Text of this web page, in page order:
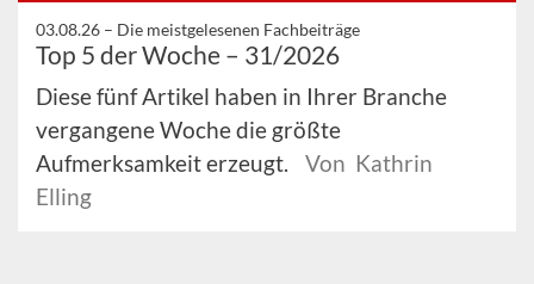
03.08.26 – Die meistgelesenen Fachbeiträge
Top 5 der Woche – 31/2026
Diese fünf Artikel haben in Ihrer Branche
vergangene Woche die größte
Aufmerksamkeit erzeugt.
Von Kathrin
Elling